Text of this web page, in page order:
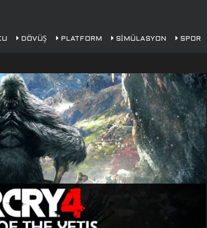
DÖVÜŞ PLATFORM SIMÜLASYON SPOR